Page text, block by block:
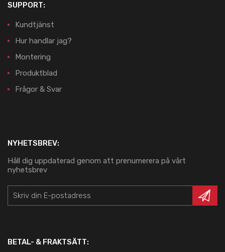
SUPPORT:
Kundtjänst
Hur handlar jag?
Montering
Produktblad
Frågor & Svar
NYHETSBREV:
Håll dig uppdaterad genom att prenumerera på vårt
nyhetsbrev
BETAL- & FRAKTSÄTT: